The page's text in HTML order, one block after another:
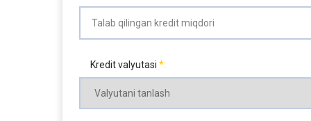
Kredit valyutasi